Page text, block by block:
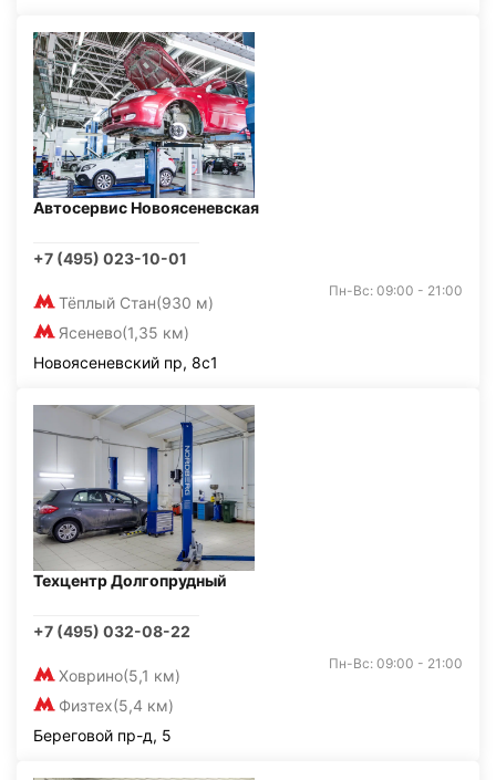
Автосервис Новоясеневская
+7 (495) 023-10-01
Тёплый Стан(930 м)
Ясенево(1,35 км)
Пн-Вс: 09:00 - 21:00
Новоясеневский пр, 8с1
Техцентр Долгопрудный
+7 (495) 032-08-22
Ховрино(5,1 км)
Физтех(5,4 км)
Пн-Вс: 09:00 - 21:00
Береговой пр-д, 5